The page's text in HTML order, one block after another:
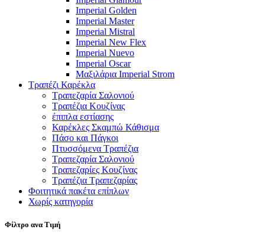
Imperial Golden
Imperial Master
Imperial Mistral
Imperial New Flex
Imperial Nuevo
Imperial Oscar
Μαξιλάρια Imperial Strom
Τραπέζι Καρέκλα
Tραπεζαρία Σαλονιού
Tραπέζια Κουζίνας
έπιπλα εστίασης
Καρέκλες Σκαμπώ Κάθισμα
Πάσο και Πάγκοι
Πτυσσόμενα Τραπέζια
Τραπεζαρία Σαλονιού
Τραπεζαρίες Κουζίνας
Τραπέζια Τραπεζαρίας
Φοιτητικά πακέτα επίπλων
Χωρίς κατηγορία
Φίλτρο ανα Τιμή